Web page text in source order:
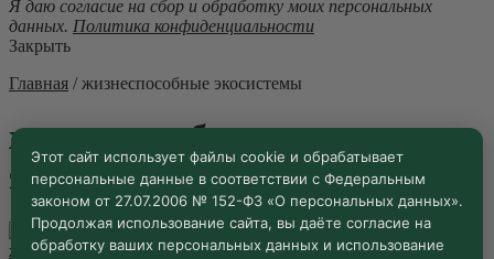
Я даю согласие на сбор и обработку моих персональных
данных. Политика конфиденциальности
Закрыть
Главная /жизнеспособные экосистемы
жизнеспособные
экосистемы
Этот сайт использует файлы cookie и обрабатывает
персональные данные в соответствии с Федеральным
законом от 27.07.2006 № 152-ФЗ «О персональных данных».
Продолжая использование сайта, вы даёте согласие на
обработку ваших персональных данных и использование